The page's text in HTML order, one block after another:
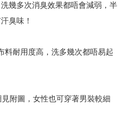
幾多次消臭效果都唔會減弱，半
臭味！
料耐用度高，洗多幾次都唔易起
附圖，女性也可穿著男裝較細